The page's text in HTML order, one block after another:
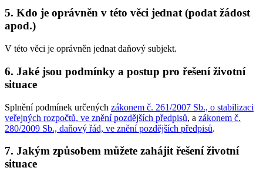
5. Kdo je oprávněn v této věci jednat (podat žádost
apod.)
V této věci je oprávněn jednat daňový subjekt.
6. Jaké jsou podmínky a postup pro řešení životní
situace
Splnění podmínek určených zákonem č. 261/2007 Sb., o stabilizaci
veřejných rozpočtů, ve znění pozdějších předpisů, a zákonem č.
280/2009 Sb., daňový řád, ve znění pozdějších předpisů.
7. Jakým způsobem můžete zahájit řešení životní
situace